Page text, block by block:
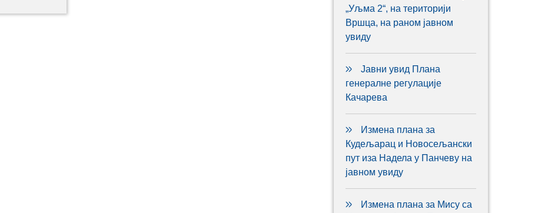
„Уљма 2“, на територији
Вршца, на раном јавном
увиду
Јавни увид Плана
генералне регулације
Качарева
Измена плана за
Кудељарац и Новосељански
пут иза Надела у Панчеву на
јавном увиду
Измена плана за Мису са